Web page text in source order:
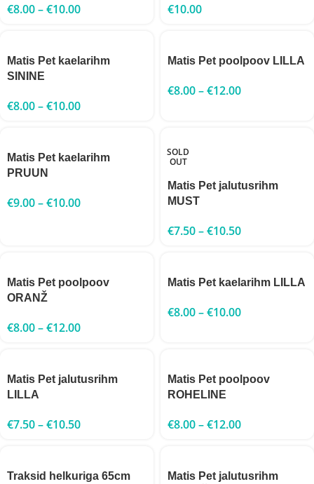
€8.00–€10.00 €10.00
Matis Pet kaelarihm
SININE
€8.00–€10.00
Matis Pet poolpoov LILLA
€8.00–€12.00
Matis Pet kaelarihm
PRUUN
€9.00–€10.00
SOLD
OUT
Matis Pet jalutusrihm
MUST
€7.50–€10.50
Matis Pet poolpoov
ORANŽ
€8.00–€12.00
Matis Pet kaelarihm LILLA
€8.00–€10.00
Matis Pet jalutusrihm
LILLA
€7.50–€10.50
Matis Pet poolpoov
ROHELINE
€8.00–€12.00
Traksid helkuriga 65cm
Matis Pet jalutusrihm